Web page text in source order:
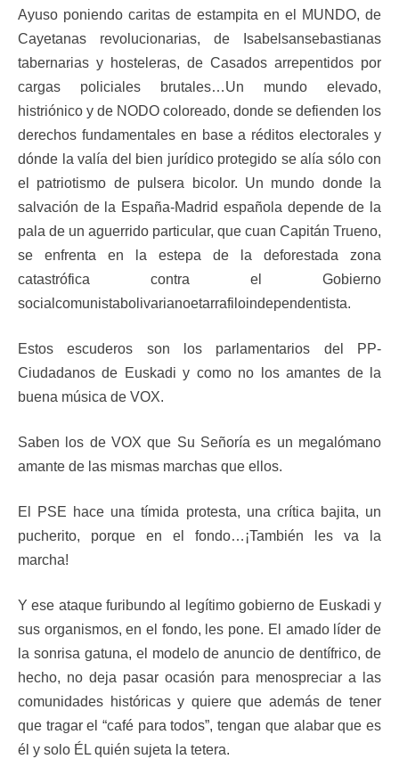
Ayuso poniendo caritas de estampita en el MUNDO, de
Cayetanas revolucionarias, de Isabelsansebastianas
tabernarias y hosteleras, de Casados arrepentidos por
cargas policiales brutales…Un mundo elevado,
histriónico y de NODO coloreado, donde se defienden los
derechos fundamentales en base a réditos electorales y
dónde la valía del bien jurídico protegido se alía sólo con
el patriotismo de pulsera bicolor. Un mundo donde la
salvación de la España-Madrid española depende de la
pala de un aguerrido particular, que cuan Capitán Trueno,
se enfrenta en la estepa de la deforestada zona
catastrófica contra el Gobierno
socialcomunistabolivarianoetarrafiloindependentista.
Estos escuderos son los parlamentarios del PP-
Ciudadanos de Euskadi y como no los amantes de la
buena música de VOX.
Saben los de VOX que Su Señoría es un megalómano
amante de las mismas marchas que ellos.
El PSE hace una tímida protesta, una crítica bajita, un
pucherito, porque en el fondo…¡También les va la
marcha!
Y ese ataque furibundo al legítimo gobierno de Euskadi y
sus organismos, en el fondo, les pone. El amado líder de
la sonrisa gatuna, el modelo de anuncio de dentífrico, de
hecho, no deja pasar ocasión para menospreciar a las
comunidades históricas y quiere que además de tener
que tragar el “café para todos”, tengan que alabar que es
él y solo ÉL quién sujeta la tetera.